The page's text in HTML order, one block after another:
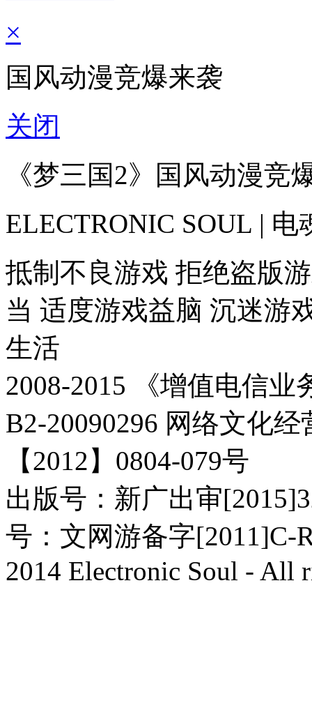
×
国风动漫竞爆来袭
关闭
《梦三国2》国风动漫竞
ELECTRONIC SOUL | 电
抵制不良游戏 拒绝盗版
当 适度游戏益脑 沉迷游
生活
2008-2015 《增值电信
B2-20090296 网络文化
【2012】0804-079号
出版号：新广出审
号：文网游备字[2011]C-
2014 Electronic Soul - All